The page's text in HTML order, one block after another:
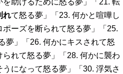
助けるために怒る夢」「21. 転
れて怒る夢」「23. 何かと喧嘩し
ーズを断られて怒る夢」「25.
夢」「26. 何かにキスされて怒
れて怒る夢」「28. 何かに襲わ
になって怒る夢」「30. 浮気さ